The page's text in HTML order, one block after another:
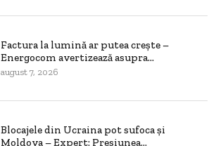
Factura la lumină ar putea crește –
Energocom avertizează asupra...
august 7, 2026
Blocajele din Ucraina pot sufoca și
Moldova – Expert: Presiunea...